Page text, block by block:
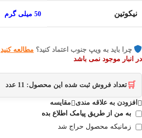
نیکوتین 50 میلی گرم
چرا باید به ویپ جنوب اعتماد کنید؟ مطالعه کنید
در انبار موجود نمی باشد
🛒 تعداد فروش ثبت شده این محصول: 11 عدد
افزودن به علاقه مندی
مقایسه
به من از طریق پیامک اطلاع بده
زمانیکه محصول حراج شد